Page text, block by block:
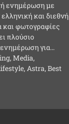
ενημέρωση με
και διεθνή
φωτογραφίες
πλούσιο
για…
Media,
Astra, Best